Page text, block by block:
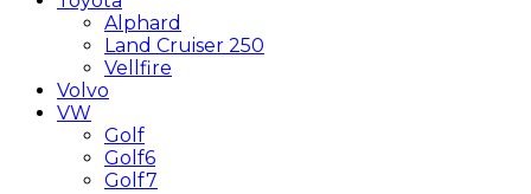
Alphard
Land Cruiser 250
Vellfire
Volvo
VW
Golf
Golf6
Golf7